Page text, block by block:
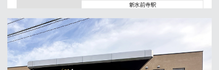
新水前寺駅
第4位
3,780万円
武蔵塚駅